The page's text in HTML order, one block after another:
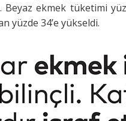
ekmek tüketimi
yüzde 34’e yükseldi.